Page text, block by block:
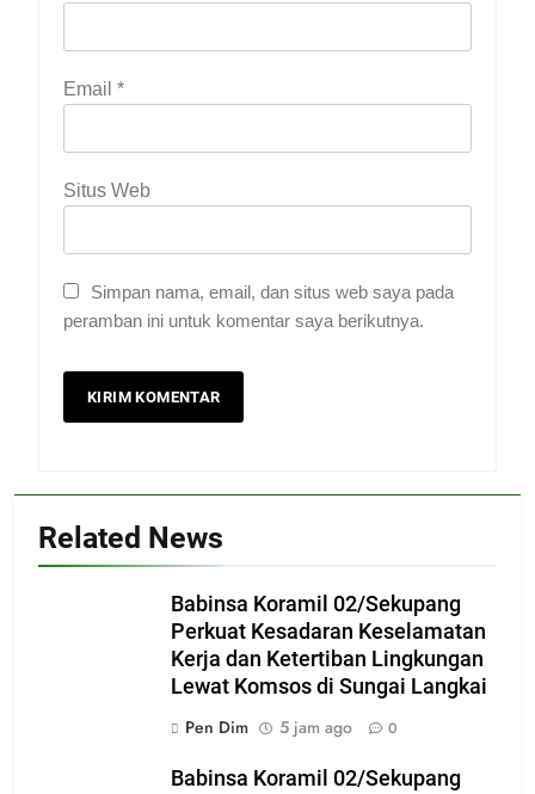
Email *
Situs Web
Simpan nama, email, dan situs web saya pada
peramban ini untuk komentar saya berikutnya.
Related News
Babinsa Koramil 02/Sekupang
Perkuat Kesadaran Keselamatan
Kerja dan Ketertiban Lingkungan
Lewat Komsos di Sungai Langkai
Pen Dim
5 jam ago 0
Babinsa Koramil 02/Sekupang